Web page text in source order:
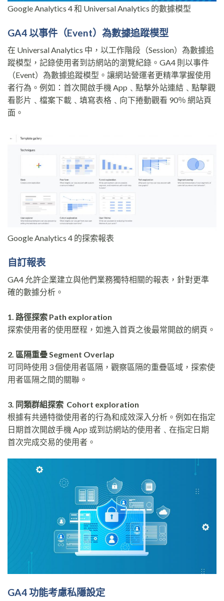
Google Analytics 4 和 Universal Analytics 的數據模型
GA4 以事件（Event）為數據追蹤模型
在 Universal Analytics 中，以工作階段（Session）為數據追
蹤模型，記錄使用者到訪網站的瀏覽紀錄。GA4 則以事件
（Event）為數據追蹤模型。讓網站營運者更精準掌握使用
者行為。例如：首次開啟手機 App﹑點撃外站連結﹑點擊觀
看影片﹑檔案下載﹑填寫表格﹑向下捲動觀看 90％ 網站頁
面。
Google Analytics 4 的探索報表
自訂報表
GA4 允許企業建立與他們業務獨特相關的報表，針對更準
確的數據分析。
1. 路徑探索 Path exploration
探索使用者的使用歷程，如進入首頁之後最常開啟的網頁。
2. 區隔重疊 Segment Overlap
可同時使用 3 個使用者區隔，觀察區隔的重疊區域，探索使
用者區隔之間的關聯。
3. 同類群組探索 Cohort exploration
根據有共通特徵使用者的行為和成效深入分析。例如在指定
日期首次開啟手機 App 或到訪網站的使用者﹑在指定日期
首次完成交易的使用者。
GA4 功能考慮私隱設定